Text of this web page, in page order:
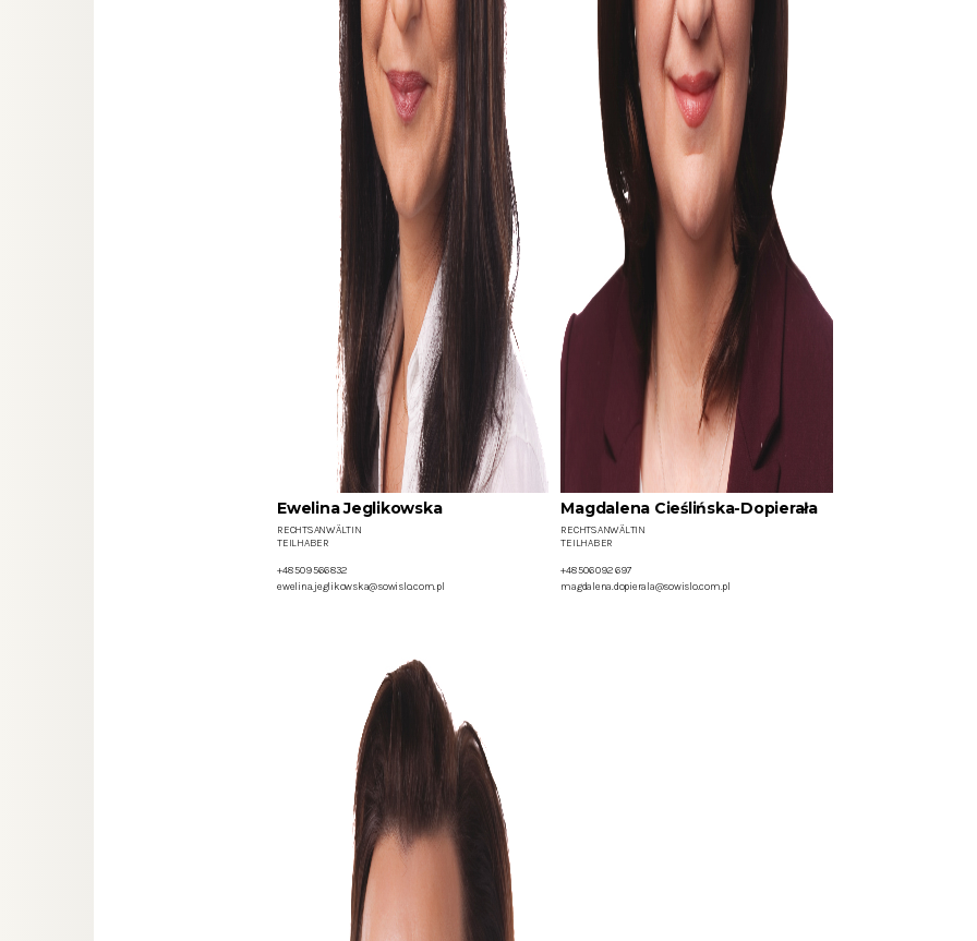
Ewelina Jeglikowska
RECHTSANWÄLTIN
TEILHABER
+48 509 566 832
ewelina.jeglikowska@sowislo.com.pl
Magdalena Cieślińska-Dopierała
RECHTSANWÄLTIN
TEILHABER
+48 506 092 697
magdalena.dopierala@sowislo.com.pl